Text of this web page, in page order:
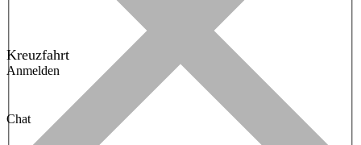
Kreuzfahrt
Anmelden
Chat